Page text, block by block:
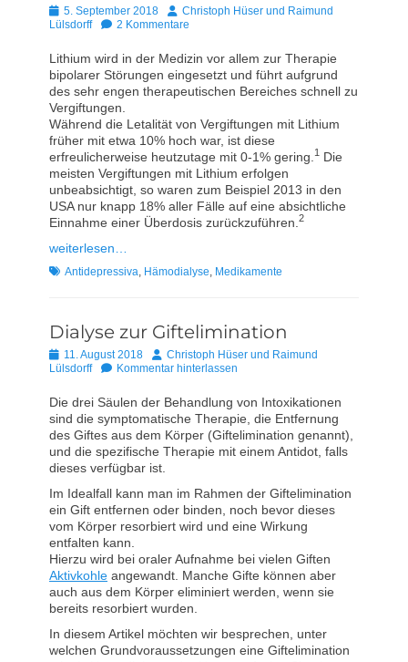
Posted
on
5. September 2018 AutorChristoph Hüser und Raimund
Lülsdorff
2 Kommentare
Lithium wird in der Medizin vor allem zur Therapie
bipolarer Störungen eingesetzt und führt aufgrund
des sehr engen therapeutischen Bereiches schnell zu
Vergiftungen.
Während die Letalität von Vergiftungen mit Lithium
früher mit etwa 10% hoch war, ist diese
erfreulicherweise heutzutage mit 0-1% gering. 1
Die
meisten Vergiftungen mit Lithium erfolgen
unbeabsichtigt, so waren zum Beispiel 2013 in den
USA nur knapp 18% aller Fälle auf eine absichtliche
Einnahme einer Überdosis zurückzuführen. 2
weiterlesen…
Schlagworte
Antidepressiva, Hämodialyse, Medikamente
Dialyse zur Giftelimination
Posted
on
11. August 2018 AutorChristoph Hüser und Raimund
Lülsdorff
Kommentar hinterlassen
Die drei Säulen der Behandlung von Intoxikationen
sind die symptomatische Therapie, die Entfernung
des Giftes aus dem Körper (Giftelimination genannt),
und die spezifische Therapie mit einem Antidot, falls
dieses verfügbar ist.
Im Idealfall kann man im Rahmen der Giftelimination
ein Gift entfernen oder binden, noch bevor dieses
vom Körper resorbiert wird und eine Wirkung
entfalten kann.
Hierzu wird bei oraler Aufnahme bei vielen Giften
Aktivkohle angewandt. Manche Gifte können aber
auch aus dem Körper eliminiert werden, wenn sie
bereits resorbiert wurden.
In diesem Artikel möchten wir besprechen, unter
welchen Grundvoraussetzungen eine Giftelimination